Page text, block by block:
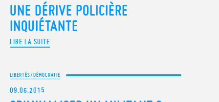
UNE DÉRIVE POLICIÈRE
INQUIÉTANTE
LIRE LA SUITE
LIBERTÉS/DÉMOCRATIE
09.06.2015